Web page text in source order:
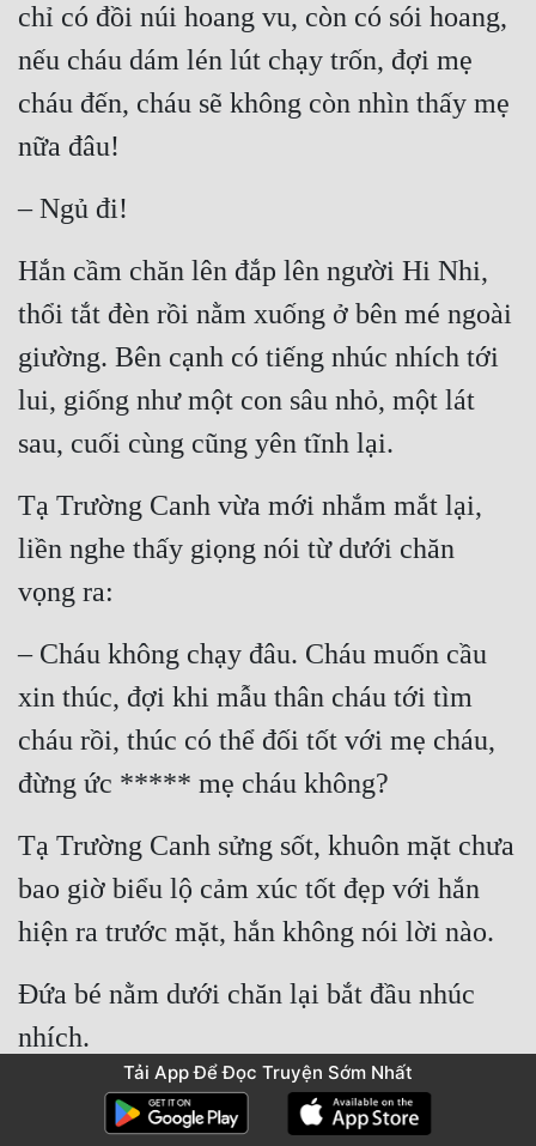
chỉ có đồi núi hoang vu, còn có sói hoang,
nếu cháu dám lén lút chạy trốn, đợi mẹ
cháu đến, cháu sẽ không còn nhìn thấy mẹ
nữa đâu!
– Ngủ đi!
Hắn cầm chăn lên đắp lên người Hi Nhi,
thổi tắt đèn rồi nằm xuống ở bên mé ngoài
giường. Bên cạnh có tiếng nhúc nhích tới
lui, giống như một con sâu nhỏ, một lát
sau, cuối cùng cũng yên tĩnh lại.
Tạ Trường Canh vừa mới nhắm mắt lại,
liền nghe thấy giọng nói từ dưới chăn
vọng ra:
– Cháu không chạy đâu. Cháu muốn cầu
xin thúc, đợi khi mẫu thân cháu tới tìm
cháu rồi, thúc có thể đối tốt với mẹ cháu,
đừng ức ***** mẹ cháu không?
Tạ Trường Canh sửng sốt, khuôn mặt chưa
bao giờ biểu lộ cảm xúc tốt đẹp với hắn
hiện ra trước mặt, hắn không nói lời nào.
Đứa bé nằm dưới chăn lại bắt đầu nhúc
nhích.
– Thúc đã nói, cháu nói chuyện thúc mới
Tải App Để Đọc Truyện Sớm Nhất